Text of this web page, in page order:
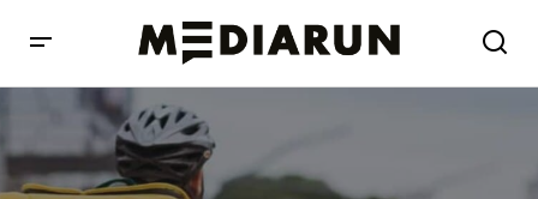
GLOVO rozstrzygneło przetarg